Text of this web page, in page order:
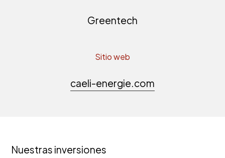
Greentech
Sitio web
caeli-energie.com
Nuestras inversiones